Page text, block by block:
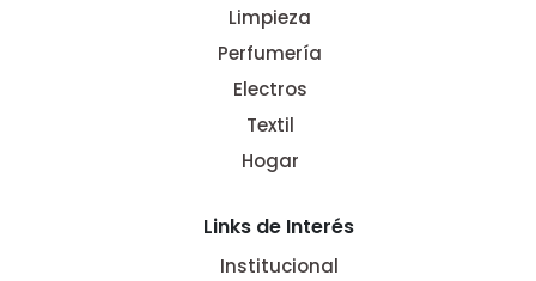
Limpieza
Perfumería
Electros
Textil
Hogar
Links de Interés
Institucional